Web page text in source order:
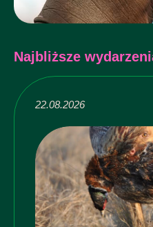
Najbliższe
22.08.2026